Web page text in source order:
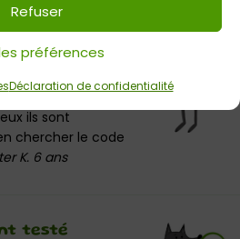
Refuser
préférences
Déclaration de confidentialité
dans le
semblant de se
façons on se
ils sont
chercher le code
K. 6 ans
testé